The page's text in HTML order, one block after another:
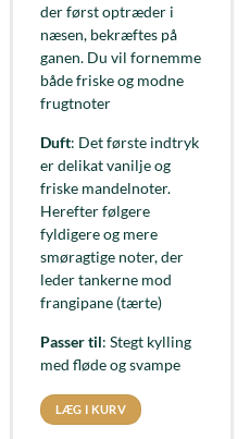
der først optræder i
næsen, bekræftes på
ganen. Du vil fornemme
både friske og modne
frugtnoter
Duft: Det første indtryk
er delikat vanilje og
friske mandelnoter.
Herefter følgere
fyldigere og mere
smøragtige noter, der
leder tankerne mod
frangipane (tærte)
Passer til: Stegt kylling
med fløde og svampe
LÆG I KURV